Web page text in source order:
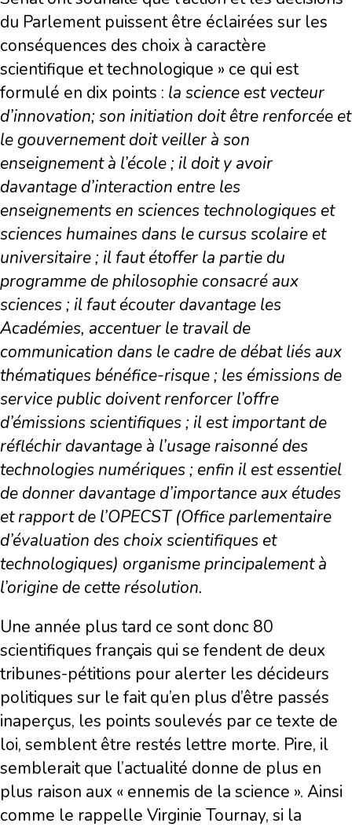
du Parlement puissent être éclairées sur les
conséquences des choix à caractère
scientifique et technologique » ce qui est
formulé en dix points : la science est vecteur
d’innovation; son initiation doit être renforcée et
le gouvernement doit veiller à son
enseignement à l’école ; il doit y avoir
davantage d’interaction entre les
enseignements en sciences technologiques et
sciences humaines dans le cursus scolaire et
universitaire ; il faut étoffer la partie du
programme de philosophie consacré aux
sciences ; il faut écouter davantage les
Académies, accentuer le travail de
communication dans le cadre de débat liés aux
thématiques bénéfice-risque ; les émissions de
service public doivent renforcer l’offre
d’émissions scientifiques ; il est important de
réfléchir davantage à l’usage raisonné des
technologies numériques ; enfin il est essentiel
de donner davantage d’importance aux études
et rapport de l’OPECST (Office parlementaire
d’évaluation des choix scientifiques et
technologiques) organisme principalement à
l’origine de cette résolution.
Une année plus tard ce sont donc 80
scientifiques français qui se fendent de deux
tribunes-pétitions pour alerter les décideurs
politiques sur le fait qu’en plus d’être passés
inaperçus, les points soulevés par ce texte de
loi, semblent être restés lettre morte. Pire, il
semblerait que l’actualité donne de plus en
plus raison aux « ennemis de la science ». Ainsi
comme le rappelle Virginie Tournay, si la